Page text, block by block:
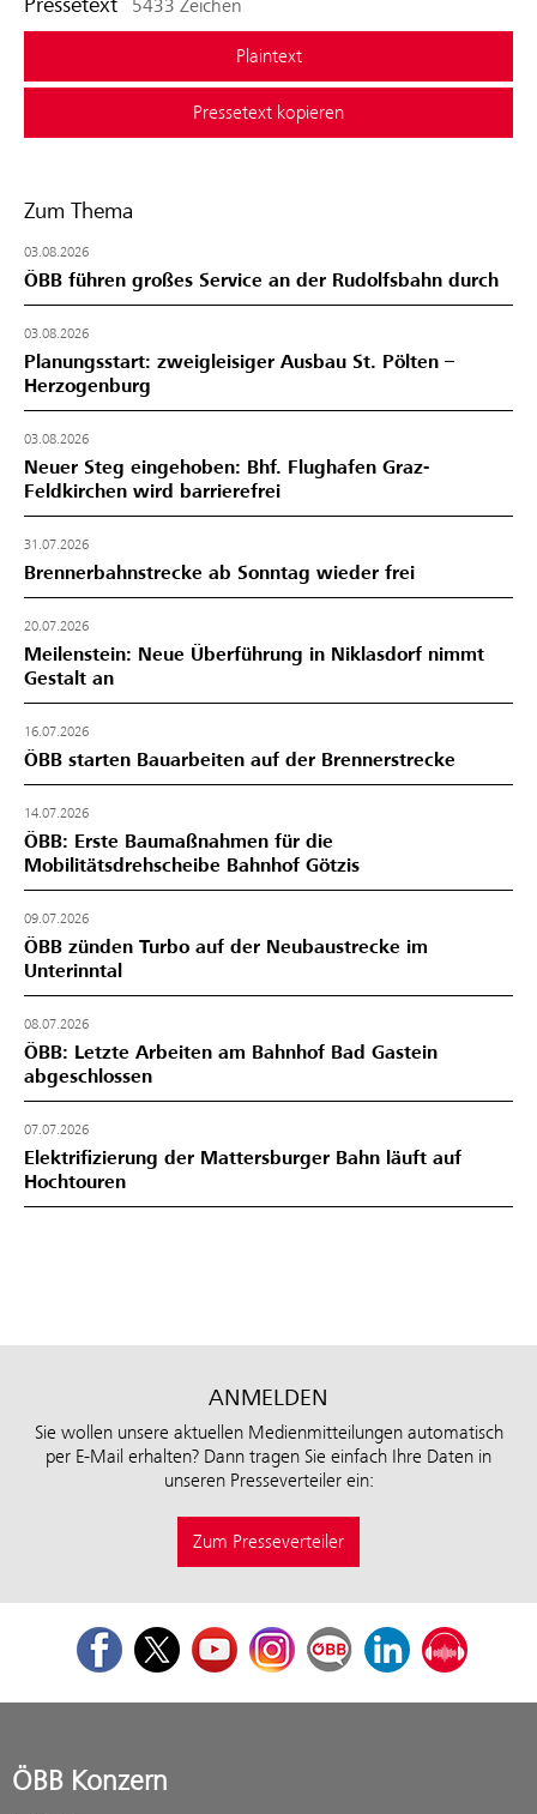
5433 Zeichen
Plaintext
Pressetext kopieren
Zum Thema
03.08.2026
ÖBB führen großes Service an der Rudolfsbahn durch
03.08.2026
Planungsstart: zweigleisiger Ausbau St. Pölten –
Herzogenburg
03.08.2026
Neuer Steg eingehoben: Bhf. Flughafen Graz-
Feldkirchen wird barrierefrei
31.07.2026
Brennerbahnstrecke ab Sonntag wieder frei
20.07.2026
Meilenstein: Neue Überführung in Niklasdorf nimmt
Gestalt an
16.07.2026
ÖBB starten Bauarbeiten auf der Brennerstrecke
14.07.2026
ÖBB: Erste Baumaßnahmen für die
Mobilitätsdrehscheibe Bahnhof Götzis
09.07.2026
ÖBB zünden Turbo auf der Neubaustrecke im
Unterinntal
08.07.2026
ÖBB: Letzte Arbeiten am Bahnhof Bad Gastein
abgeschlossen
07.07.2026
Elektrifizierung der Mattersburger Bahn läuft auf
Hochtouren
ANMELDEN
Sie wollen unsere aktuellen Medienmitteilungen automatisch
per E-Mail erhalten? Dann tragen Sie einfach Ihre Daten in
unseren Presseverteiler ein:
Zum Presseverteiler
FacebookTwitterYoutubeInstagramÖBB Corporate Blog
LinkedInPodcast
ÖBB Konzern